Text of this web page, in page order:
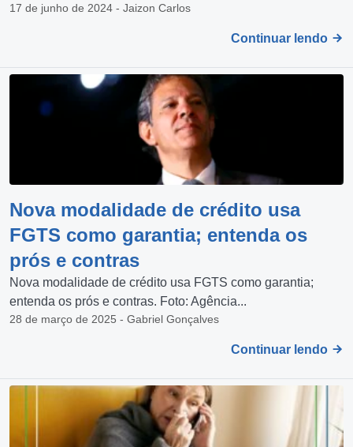
17 de junho de 2024 - Jaizon Carlos
Continuar lendo
Nova modalidade de crédito usa
FGTS como garantia; entenda os
prós e contras
Nova modalidade de crédito usa FGTS como garantia;
entenda os prós e contras. Foto: Agência...
28 de março de 2025 - Gabriel Gonçalves
Continuar lendo